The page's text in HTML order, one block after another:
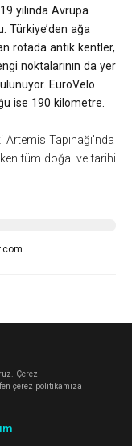
yılında Avrupa
Türkiye’den ağa
rotada antik kentler,
noktalarının da yer
EuroVelo
ise 190 kilometre.
Tapınağı’nda
tüm doğal ve tarihi
Çeşme
antik
Kadıovacık köyü
oradan Şifne
Çerez
çerez politikamıza